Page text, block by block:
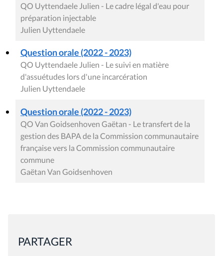
QO Uyttendaele Julien - Le cadre légal d'eau pour
préparation injectable
Julien Uyttendaele
Question orale (2022 - 2023)
QO Uyttendaele Julien - Le suivi en matière
d'assuétudes lors d'une incarcération
Julien Uyttendaele
Question orale (2022 - 2023)
QO Van Goidsenhoven Gaëtan - Le transfert de la
gestion des BAPA de la Commission communautaire
française vers la Commission communautaire
commune
Gaëtan Van Goidsenhoven
PARTAGER